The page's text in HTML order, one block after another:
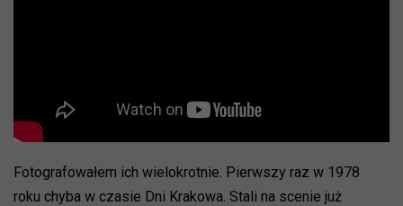
Fotografowałem ich wielokrotnie. Pierwszy raz w 1978
roku chyba w czasie Dni Krakowa. Stali na scenie już